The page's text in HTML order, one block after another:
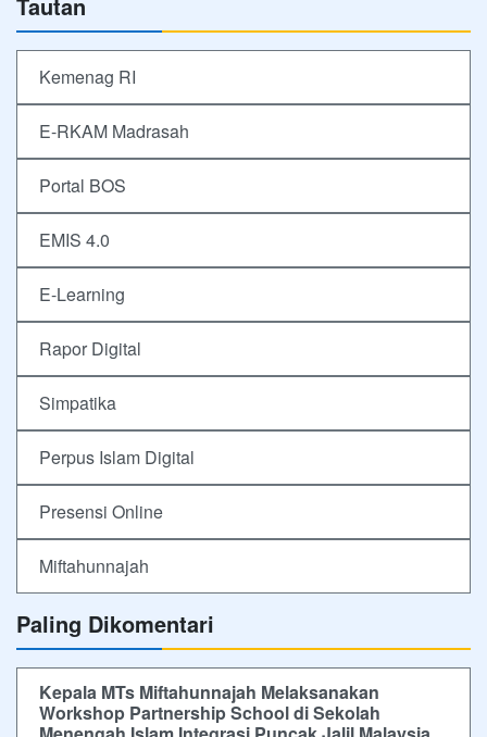
Kemenag RI
E-RKAM Madrasah
Portal BOS
EMIS 4.0
E-Learning
Rapor Digital
Simpatika
Perpus Islam Digital
Presensi Online
Miftahunnajah
Paling Dikomentari
Kepala MTs Miftahunnajah Melaksanakan
Workshop Partnership School di Sekolah